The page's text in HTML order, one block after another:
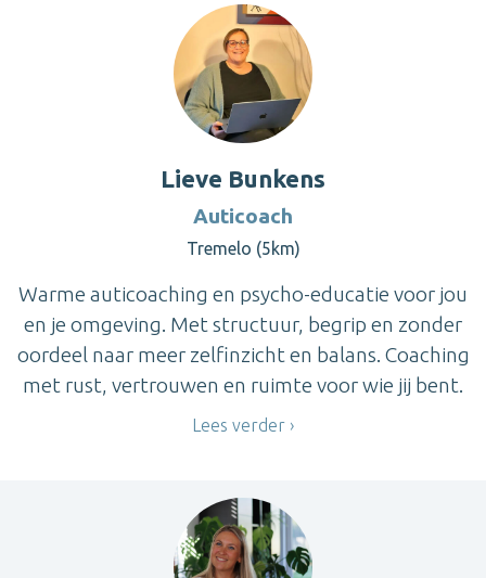
Lieve Bunkens
Auticoach
Tremelo (5km)
Warme auticoaching en psycho-educatie voor jou
en je omgeving. Met structuur, begrip en zonder
oordeel naar meer zelfinzicht en balans. Coaching
met rust, vertrouwen en ruimte voor wie jij bent.
Lees verder